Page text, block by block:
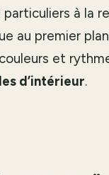
à la
au premier
et
d’intérieur.